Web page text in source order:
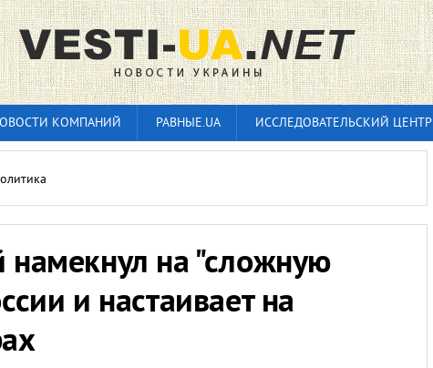
КОМПАНИЙ РАВНЫЕ.UA ИССЛЕДОВАТЕЛЬСКИЙ ЦЕНТР
намекнул на "сложную
и настаивает на